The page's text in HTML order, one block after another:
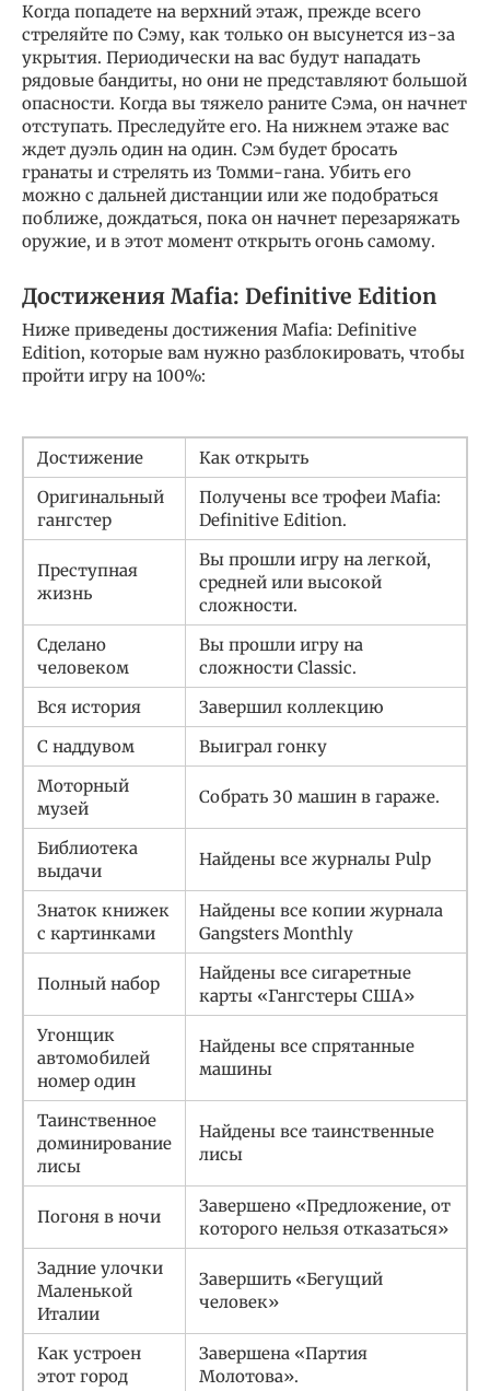
Когда попадете на верхний этаж, прежде всего
стреляйте по Сэму, как только он высунется из-за
укрытия. Периодически на вас будут нападать
рядовые бандиты, но они не представляют большой
опасности. Когда вы тяжело раните Сэма, он начнет
отступать. Преследуйте его. На нижнем этаже вас
ждет дуэль один на один. Сэм будет бросать
гранаты и стрелять из Томми-гана. Убить его
можно с дальней дистанции или же подобраться
поближе, дождаться, пока он начнет перезаряжать
оружие, и в этот момент открыть огонь самому.
Достижения Mafia: Definitive Edition
Ниже приведены достижения Mafia: Definitive
Edition, которые вам нужно разблокировать, чтобы
пройти игру на 100%:
Достижение
Как открыть
Оригинальный
гангстер
Получены все трофеи Mafia:
Definitive Edition.
Преступная
жизнь
Вы прошли игру на легкой,
средней или высокой
сложности.
Сделано
человеком
Вы прошли игру на
сложности Classic.
Вся история
Завершил коллекцию
С наддувом
Выиграл гонку
Моторный
музей
Собрать 30 машин в гараже.
Библиотека
выдачи
Найдены все журналы Pulp
Знаток книжек
с картинками
Найдены все копии журнала
Gangsters Monthly
Полный набор
Найдены все сигаретные
карты «Гангстеры США»
Угонщик
автомобилей
номер один
Найдены все спрятанные
машины
Таинственное
доминирование
лисы
Найдены все таинственные
лисы
Погоня в ночи
Завершено «Предложение, от
которого нельзя отказаться»
Задние улочки
Маленькой
Италии
Завершить «Бегущий
человек»
Как устроен
этот город
Завершена «Партия
Молотова».